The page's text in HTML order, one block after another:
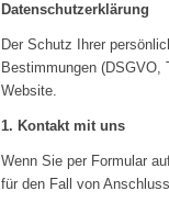
Datenschutzerklärung
Der Schutz Ihrer
Bestimmungen (DSGVO,
Website.
1. Kontakt mit uns
Wenn Sie per Formular
für den Fall von